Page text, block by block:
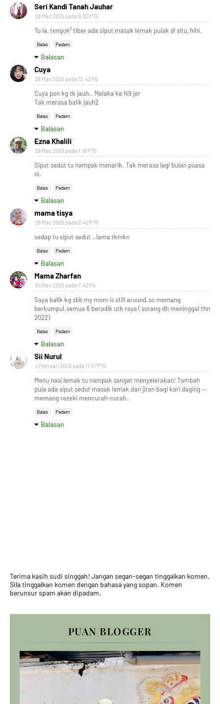
Seri Kandi Tanah Jauhar
28 Mac 2025 pada 9:52 PTG
Tu la, tengok² tiber ada siput masak lemak pulak di situ, hihi.
Balas Padam
Balasan
Cuya
29 Mac 2025 pada 12:42 PG
Cuya pon kg tk jauh.. Melaka ke N9 jer
Tak merasa balik jauh2
Balas Padam
Balasan
Ezna Khalili
29 Mac 2025 pada 1:16 PTG
Siput sedut tu nampak menarik. Tak merasa lagi bulan puasa
ni.
Balas Padam
Balasan
mama tisya
29 Mac 2025 pada 2:42 PTG
sedap tu siput sedut ..lama tkmkn
Balas Padam
Balasan
Mama Zharfan
30 Mac 2025 pada 7:42 PG
Saya balik kg sbb my mom is still around.so memang
berkumpul.semua 6 beradik utk raya ( sorang dh meninggal thn
2022)
Balas Padam
Balasan
Sii Nurul
4 Februari 2026 pada 11:57 PTG
Menu nasi lemak tu nampak sangat menyelerakan! Tambah
pula ada siput sedut masak lemak dan jiran bagi kari daging —
memang rezeki mencurah-curah..
Balas Padam
Balasan
Terima kasih sudi singgah! Jangan segan-segan tinggalkan komen.
Sila tinggalkan komen dengan bahasa yang sopan. Komen
berunsur spam akan dipadam.
PUAN BLOGGER